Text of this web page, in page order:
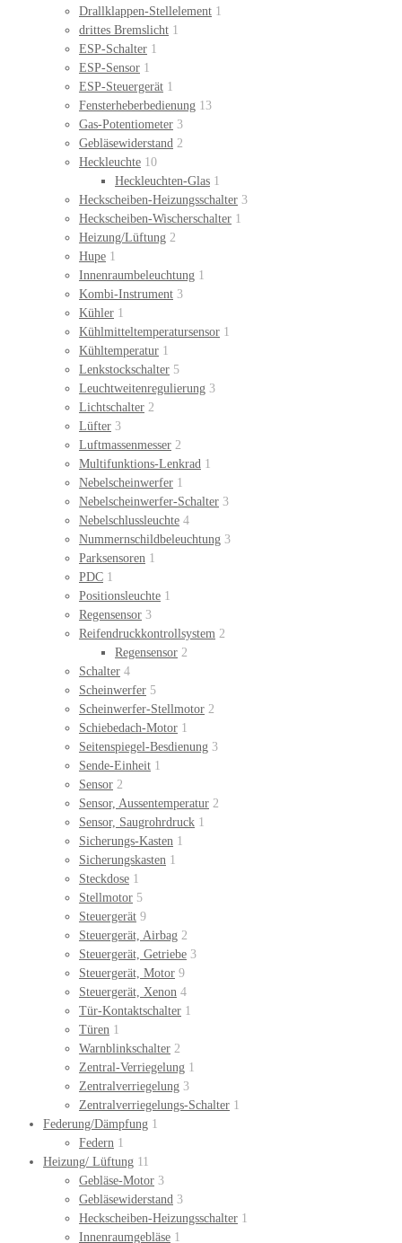
Drallklappen-Stellelement 1
drittes Bremslicht 1
ESP-Schalter 1
ESP-Sensor 1
ESP-Steuergerät 1
Fensterheberbedienung 13
Gas-Potentiometer 3
Gebläsewiderstand 2
Heckleuchte 10
Heckleuchten-Glas 1
Heckscheiben-Heizungsschalter 3
Heckscheiben-Wischerschalter 1
Heizung/Lüftung 2
Hupe 1
Innenraumbeleuchtung 1
Kombi-Instrument 3
Kühler 1
Kühlmitteltemperatursensor 1
Kühltemperatur 1
Lenkstockschalter 5
Leuchtweitenregulierung 3
Lichtschalter 2
Lüfter 3
Luftmassenmesser 2
Multifunktions-Lenkrad 1
Nebelscheinwerfer 1
Nebelscheinwerfer-Schalter 3
Nebelschlussleuchte 4
Nummernschildbeleuchtung 3
Parksensoren 1
PDC 1
Positionsleuchte 1
Regensensor 3
Reifendruckkontrollsystem 2
Regensensor 2
Schalter 4
Scheinwerfer 5
Scheinwerfer-Stellmotor 2
Schiebedach-Motor 1
Seitenspiegel-Besdienung 3
Sende-Einheit 1
Sensor 2
Sensor, Aussentemperatur 2
Sensor, Saugrohrdruck 1
Sicherungs-Kasten 1
Sicherungskasten 1
Steckdose 1
Stellmotor 5
Steuergerät 9
Steuergerät, Airbag 2
Steuergerät, Getriebe 3
Steuergerät, Motor 9
Steuergerät, Xenon 4
Tür-Kontaktschalter 1
Türen 1
Warnblinkschalter 2
Zentral-Verriegelung 1
Zentralverriegelung 3
Zentralverriegelungs-Schalter 1
Federung/Dämpfung 1
Federn 1
Heizung/ Lüftung 11
Gebläse-Motor 3
Gebläsewiderstand 3
Heckscheiben-Heizungsschalter 1
Innenraumgebläse 1